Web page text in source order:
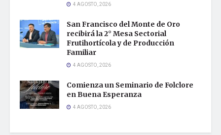
4 AGOSTO, 2026
San Francisco del Monte de Oro
recibirá la 2° Mesa Sectorial
Frutihortícola y de Producción
Familiar
4 AGOSTO, 2026
Comienza un Seminario de Folclore
en Buena Esperanza
4 AGOSTO, 2026